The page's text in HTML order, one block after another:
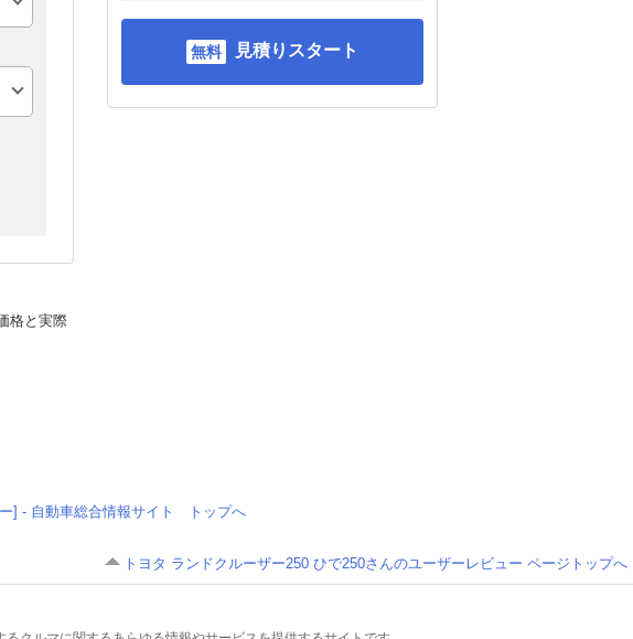
格と実際
見積りスタート
] - 自動車総合情報サイト トップへ
トヨタ ランドクルーザー250 ひで250さんのユーザーレビュー ページトップへ